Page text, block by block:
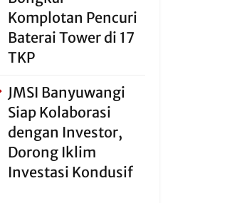
Komplotan Pencuri
Baterai Tower di 17
TKP
JMSI Banyuwangi
Siap Kolaborasi
dengan Investor,
Dorong Iklim
Investasi Kondusif